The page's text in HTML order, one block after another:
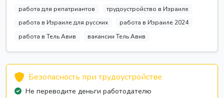
работа для репатриантов
трудоустройство в Израиле
работа в Израиле для русских
работа в Израиле 2024
работа в Тель Авив
вакансии Тель Авив
Безопасность при трудоустройстве
Не переводите деньги работодателю